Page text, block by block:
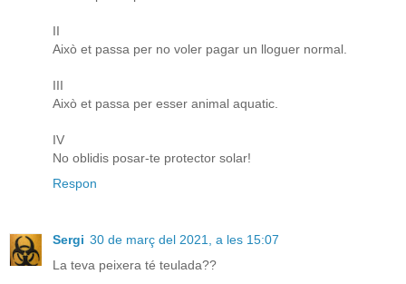
II
Això et passa per no voler pagar un lloguer normal.
III
Això et passa per esser animal aquatic.
IV
No oblidis posar-te protector solar!
Respon
Sergi 30 de març del 2021, a les 15:07
La teva peixera té teulada??